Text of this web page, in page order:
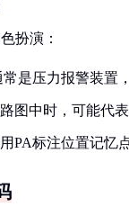
扮演：
常是压力报警装置
图中时，可能代
PA标注位置记忆点